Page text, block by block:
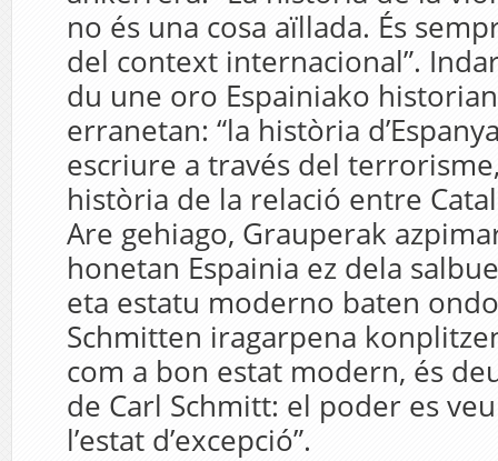
no és una cosa aïllada. És
del context internacional”.
du une oro Espainiako
erranetan: “la història
escriure a través del
història de la relació entre
Are gehiago, Grauperak
honetan Espainia ez dela
eta estatu moderno baten
Schmitten iragarpena
com a bon estat modern, és
de Carl Schmitt: el poder es
l’estat d’excepció”.